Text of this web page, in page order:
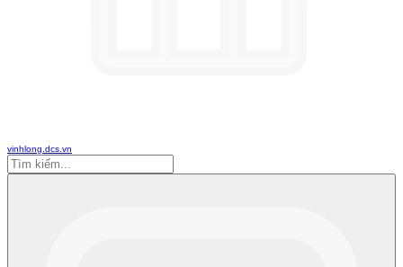
vinhlong.dcs.vn